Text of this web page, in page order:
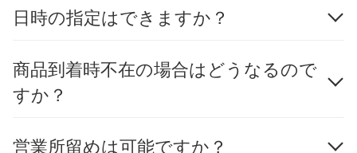
日時の指定はできますか？
商品到着時不在の場合はどうなるので
すか？
営業所留めは可能ですか？